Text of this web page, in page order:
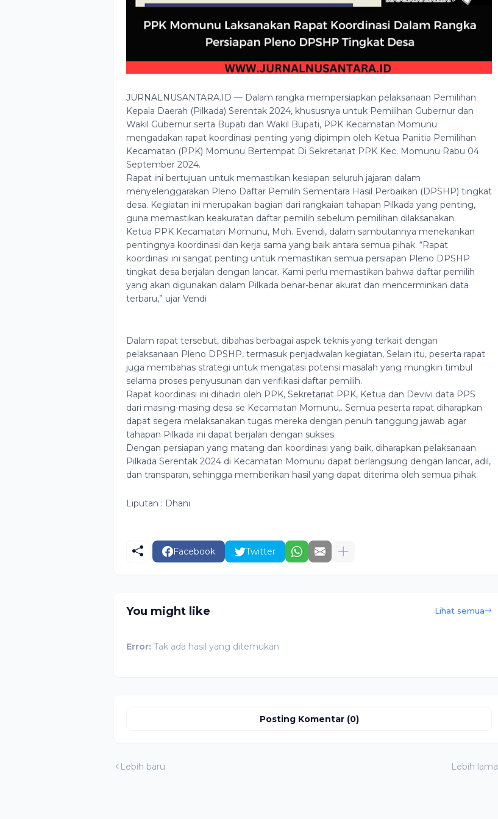
JURNALNUSANTARA.ID — Dalam rangka mempersiapkan pelaksanaan Pemilihan
Kepala Daerah (Pilkada) Serentak 2024, khususnya untuk Pemilihan Gubernur dan
Wakil Gubernur serta Bupati dan Wakil Bupati, PPK Kecamatan Momunu
mengadakan rapat koordinasi penting yang dipimpin oleh Ketua Panitia Pemilihan
Kecamatan (PPK) Momunu Bertempat Di Sekretariat PPK Kec. Momunu Rabu 04
September 2024.
Rapat ini bertujuan untuk memastikan kesiapan seluruh jajaran dalam
menyelenggarakan Pleno Daftar Pemilih Sementara Hasil Perbaikan (DPSHP) tingkat
desa. Kegiatan ini merupakan bagian dari rangkaian tahapan Pilkada yang penting,
guna memastikan keakuratan daftar pemilih sebelum pemilihan dilaksanakan.
Ketua PPK Kecamatan Momunu, Moh. Evendi, dalam sambutannya menekankan
pentingnya koordinasi dan kerja sama yang baik antara semua pihak. “Rapat
koordinasi ini sangat penting untuk memastikan semua persiapan Pleno DPSHP
tingkat desa berjalan dengan lancar. Kami perlu memastikan bahwa daftar pemilih
yang akan digunakan dalam Pilkada benar-benar akurat dan mencerminkan data
terbaru,” ujar Vendi
Dalam rapat tersebut, dibahas berbagai aspek teknis yang terkait dengan
pelaksanaan Pleno DPSHP, termasuk penjadwalan kegiatan, Selain itu, peserta rapat
juga membahas strategi untuk mengatasi potensi masalah yang mungkin timbul
selama proses penyusunan dan verifikasi daftar pemilih.
Rapat koordinasi ini dihadiri oleh PPK, Sekretariat PPK, Ketua dan Devivi data PPS
dari masing-masing desa se Kecamatan Momunu,. Semua peserta rapat diharapkan
dapat segera melaksanakan tugas mereka dengan penuh tanggung jawab agar
tahapan Pilkada ini dapat berjalan dengan sukses.
Dengan persiapan yang matang dan koordinasi yang baik, diharapkan pelaksanaan
Pilkada Serentak 2024 di Kecamatan Momunu dapat berlangsung dengan lancar, adil,
dan transparan, sehingga memberikan hasil yang dapat diterima oleh semua pihak.
Liputan : Dhani
Facebook Twitter
You might like Lihat semua
Error: Tak ada hasil yang ditemukan
Posting Komentar (0)
Lebih baru Lebih lama